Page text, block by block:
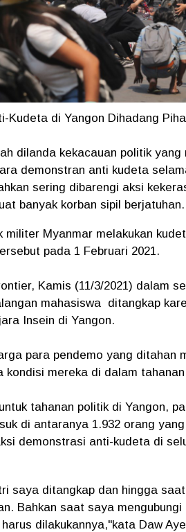
Kudeta di Yangon Dihadang
dilanda kekacauan politik
demonstran anti kudeta
sering dibarengi aksi
banyak korban sipil berjatuhan.
Myanmar melakukan
pada 1 Februari 2021.
Kamis (11/3/2021) dalam
mahasiswa ditangkap
Insein di Yangon.
para pendemo yang ditahan
kondisi mereka di dalam
tahanan politik di Yangon,
di antaranya 1.932 orang
demonstrasi anti-kudeta di
saya ditangkap dan hingga
Bahkan saat saya
dilakukannya,"kata Daw